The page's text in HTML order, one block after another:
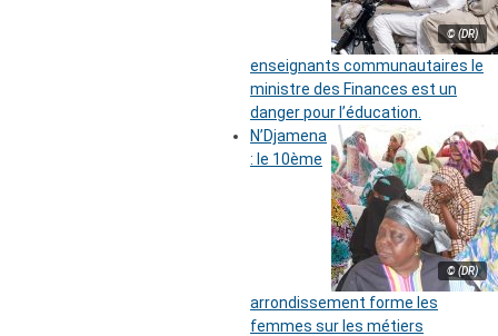
© (DR)
enseignants communautaires le
ministre des Finances est un
danger pour l’éducation.
© (DR)
N’Djamena
: le 10ème
arrondissement forme les
femmes sur les métiers